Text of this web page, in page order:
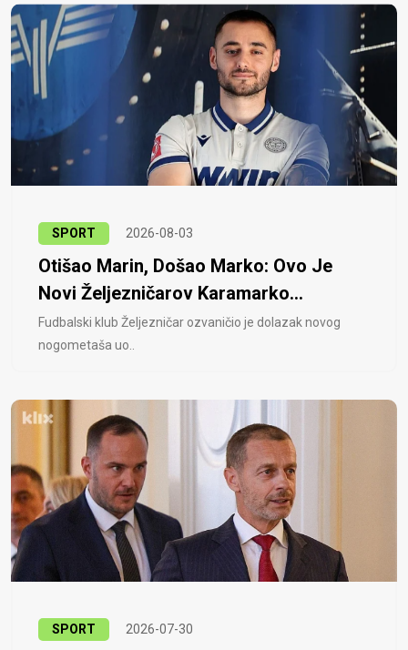
SPORT 2026-08-03
Otišao Marin, Došao Marko: Ovo Je
Novi Željezničarov Karamarko...
Fudbalski klub Željezničar ozvaničio je dolazak novog
nogometaša uo..
SPORT 2026-07-30